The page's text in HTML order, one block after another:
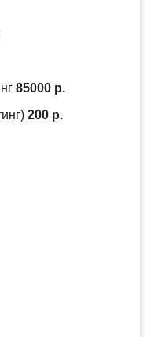
85000 р.
200 р.